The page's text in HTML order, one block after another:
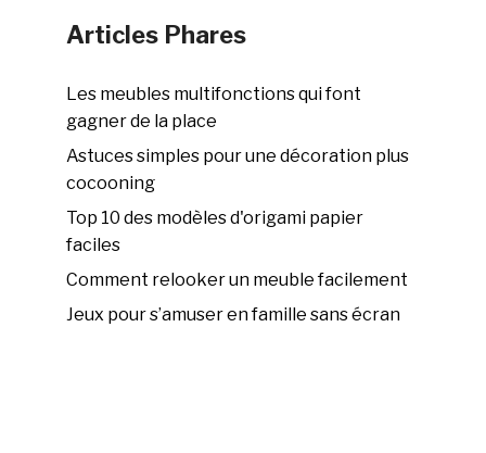
Articles Phares
Les meubles multifonctions qui font
gagner de la place
Astuces simples pour une décoration plus
cocooning
Top 10 des modèles d'origami papier
faciles
Comment relooker un meuble facilement
Jeux pour s’amuser en famille sans écran